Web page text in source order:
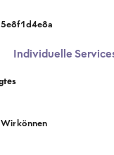
Individuelle
können